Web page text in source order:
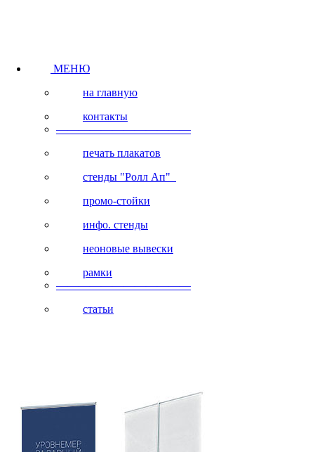
МЕНЮ
на главную
контакты
————————————
печать плакатов
стенды "Ролл Ап"
промо-стойки
инфо. стенды
неоновые вывески
рамки
————————————
статьи